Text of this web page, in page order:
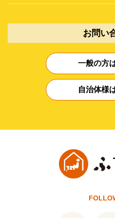
お問い
一般の方
自治体様